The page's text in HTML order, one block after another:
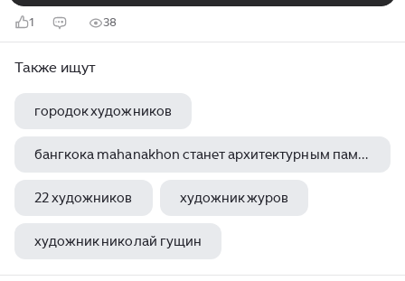
1 38
Также ищут
городок художников
бангкока mahanakhon станет архитектурным памятником города новый 77 эажный высотный
22 художников художник журов
художник николай гущин